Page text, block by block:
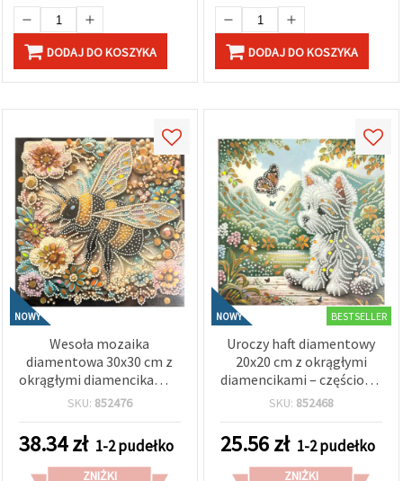
DODAJ DO KOSZYKA DODAJ DO KOSZYKA
NOWY
Wesoła mozaika
diamentowa 30x30 cm z
okrągłymi diamencikami –
częściowe wyklejanie
ramą LT-3538
SKU: 852476
38.34zł 1-2 pudełko
ZNIŻKI
NOWY BESTSELLER
Uroczy haft diamentowy
20x20 cm z okrągłymi
diamencikami – częściowe
wyklejanie, puszysty biały
ramka LT-033
SKU: 852468
25.56zł 1-2 pudełko
ZNIŻKI